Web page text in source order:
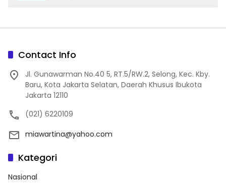
Contact Info
Jl. Gunawarman No.40 5, RT.5/RW.2, Selong, Kec. Kby.
Baru, Kota Jakarta Selatan, Daerah Khusus Ibukota
Jakarta 12110
(021) 6220109
miawartina@yahoo.com
Kategori
Nasional